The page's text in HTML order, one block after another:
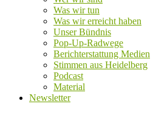
Was wir tun
Was wir erreicht haben
Unser Bündnis
Pop-Up-Radwege
Berichterstattung Medien
Stimmen aus Heidelberg
Podcast
Material
Newsletter